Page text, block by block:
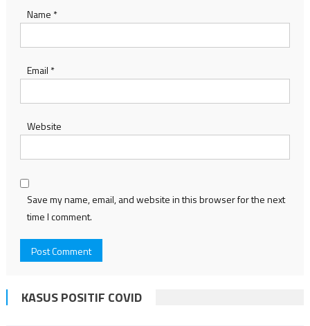
Name *
Email *
Website
Save my name, email, and website in this browser for the next
time I comment.
KASUS POSITIF COVID